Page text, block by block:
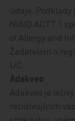
údaje.
NIAID ACTT 1
of Allergy and
Žadatelem o
UC.
Adakveo
Adakveo je
recidivujících